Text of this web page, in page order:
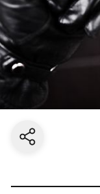
Aktuelle Seite